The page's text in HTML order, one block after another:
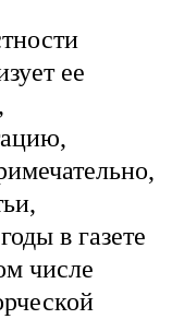
ее
в газете
числе